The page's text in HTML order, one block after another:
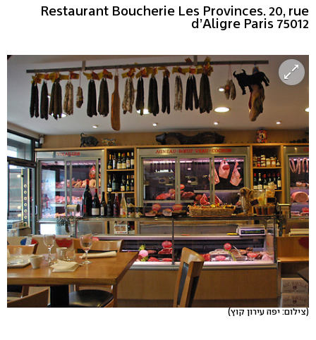
Restaurant Boucherie Les Provinces. 20, rue
d’Aligre Paris 75012
(צילום: יפה עירון קוץ)